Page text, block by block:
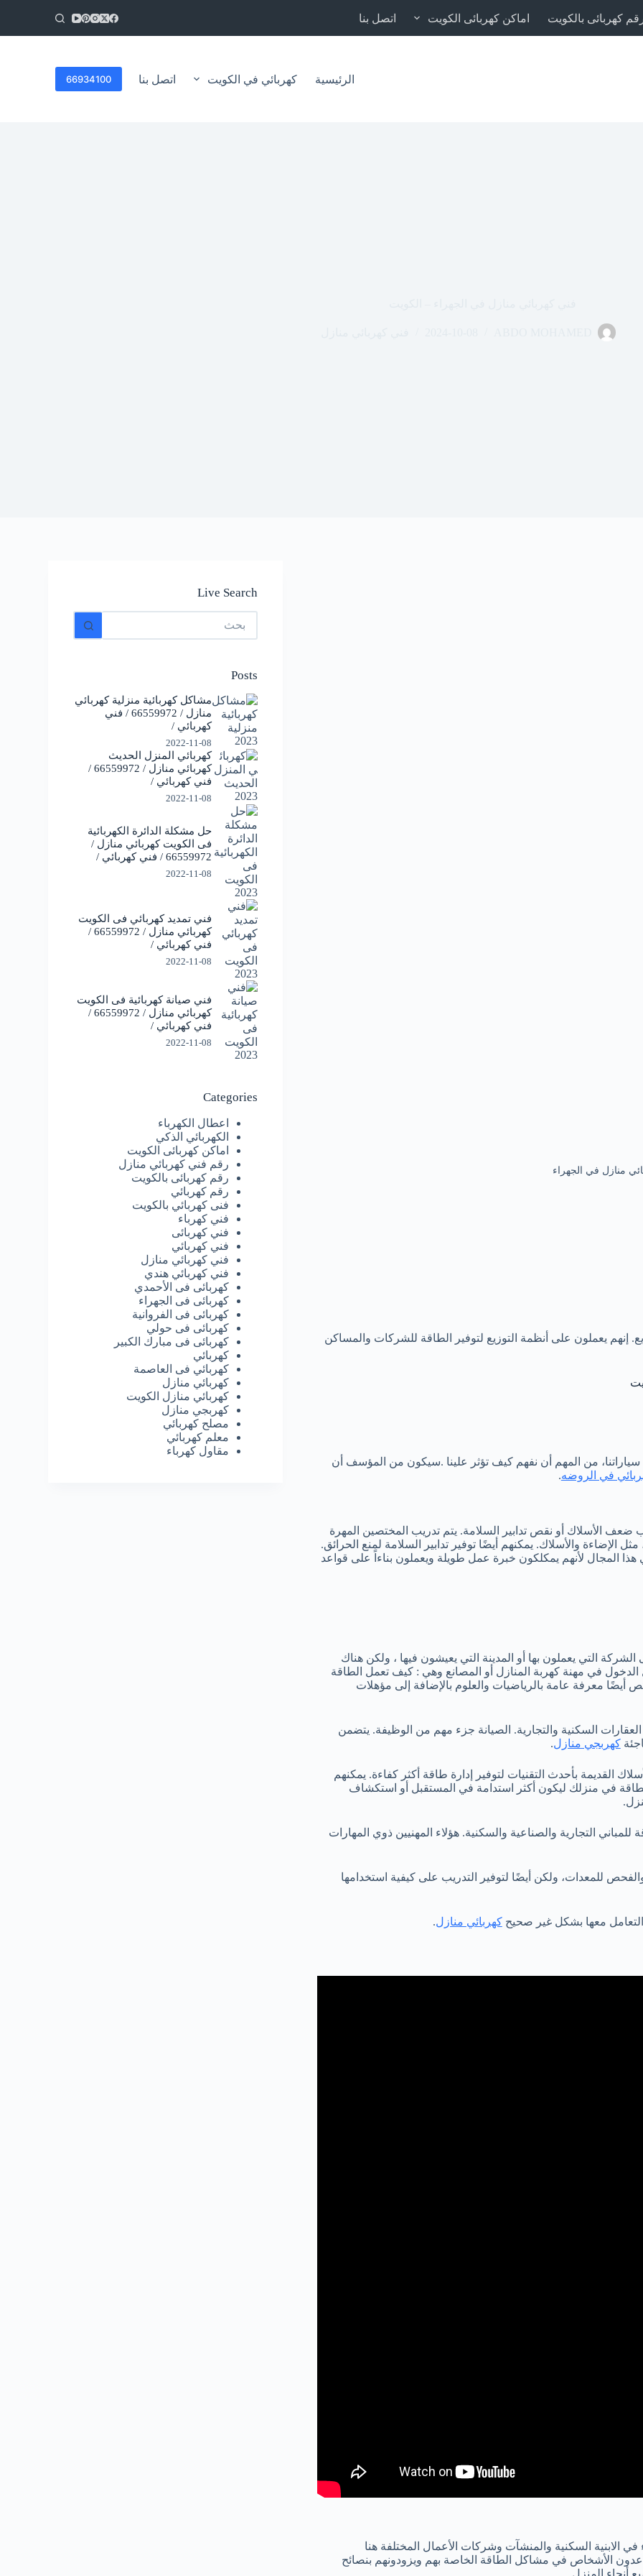
كهربائى بالكويت اماكن كهربائى الكويت اتصل بنا
الرئيسية كهربائي في الكويت اتصل بنا 66934100
منازل في الجهراء
إنهم يعملون على أنظمة التوزيع لتوفير الطاقة للشركات والمساكن
سياراتنا، من المهم أن نفهم كيف تؤثر علينا .سيكون من المؤسف أن
في الروضه.
ضعف الأسلاك أو نقص تدابير السلامة. يتم تدريب المختصين المهرة
والأسلاك. يمكنهم أيضًا توفير تدابير السلامة لمنع الحرائق.
المجال لأنهم يمكلكون خبرة عمل طويلة ويعملون بناءاً على قواعد
التي يعملون بها أو المدينة التي يعيشون فيها ، ولكن هناك
الدخول في مهنة كهربة المنازل أو المصانع وهي : كيف تعمل الطاقة
أيضًا معرفة عامة بالرياضيات والعلوم بالإضافة إلى مؤهلات
السكنية والتجارية. الصيانة جزء مهم من الوظيفة. يتضمن
كهربجي منازل.
القديمة بأحدث التقنيات لتوفير إدارة طاقة أكثر كفاءة. يمكنهم
في منزلك ليكون أكثر استدامة في المستقبل أو استكشاف
التجارية والصناعية والسكنية. هؤلاء المهنيين ذوي المهارات
للمعدات، ولكن أيضًا لتوفير التدريب على كيفية استخدامها
التعامل معها بشكل غير صحيحكهربائي منازل.
الابنية السكنية والمنشآت وشركات الأعمال المختلفة هنا
الأشخاص في مشاكل الطاقة الخاصة بهم ويزودونهم بنصائح
Live Search
No
results
Posts
مشاكل كهربائية منزلية كهربائي
منازل / 66559972 / فني
كهربائي /
2022-11-08
كهربائي المنزل الحديث
كهربائي منازل / 66559972 /
فني كهربائي /
2022-11-08
حل مشكلة الدائرة الكهربائية
فى الكويت كهربائي منازل /
66559972 / فني كهربائي /
2022-11-08
فني تمديد كهربائي فى الكويت
كهربائي منازل / 66559972 /
فني كهربائي /
2022-11-08
فني صيانة كهربائية فى الكويت
كهربائي منازل / 66559972 /
فني كهربائي /
2022-11-08
Categories
اعطال الكهرباء
الكهربائي الذكي
اماكن كهربائى الكويت
رقم فني كهربائي منازل
رقم كهربائى بالكويت
رقم كهربائي
فنى كهربائي بالكويت
فني كهرباء
فني كهربائى
فني كهربائي
فني كهربائي منازل
فني كهربائي هندي
كهربائى فى الأحمدي
كهربائى فى الجهراء
كهربائى فى الفروانية
كهربائى فى حولي
كهربائى فى مبارك الكبير
كهربائي
كهربائي فى العاصمة
كهربائي منازل
كهربائي منازل الكويت
كهربجي منازل
مصلح كهربائي
معلم كهربائي
مقاول كهرباء